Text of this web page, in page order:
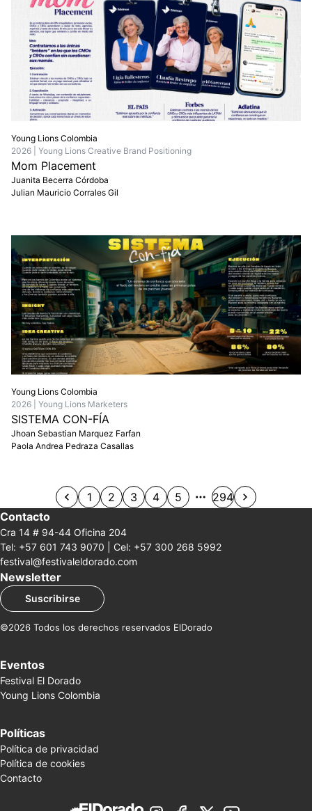
Young Lions Colombia
2026 | Young Lions Creative Brand Positioning
Mom Placement
Juanita Becerra Córdoba
Julian Mauricio Corrales Gil
Young Lions Colombia
2026 | Young Lions Marketers
SISTEMA CON-FÍA
Jhoan Sebastian Marquez Farfan
Paola Andrea Pedraza Casallas
1 2 3 4 5
294
Contacto
Cra 14 # 94-44 Oficina 204
Tel: +57 601 743 9070 | Cel: +57 300 268 5992
festival@festivaleldorado.com
Newsletter
Suscribirse
©2026 Todos los derechos reservados ElDorado
Eventos
Festival El Dorado
Young Lions Colombia
Políticas
Política de privacidad
Política de cookies
Contacto